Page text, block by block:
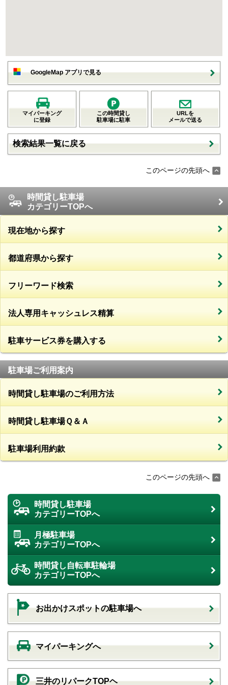
GoogleMap アプリで見る
マイパーキング
に登録
この時間貸し
駐車場に駐車
URLを
メールで送る
検索結果一覧に戻る
このページの先頭へ
時間貸し駐車場
カテゴリーTOPへ
現在地から探す
都道府県から探す
フリーワード検索
法人専用キャッシュレス精算
駐車サービス券を購入する
駐車場ご利用案内
時間貸し駐車場のご利用方法
時間貸し駐車場Ｑ＆Ａ
駐車場利用約款
このページの先頭へ
時間貸し駐車場
カテゴリーTOPへ
月極駐車場
カテゴリーTOPへ
時間貸し自転車駐輪場
カテゴリーTOPへ
お出かけスポットの駐車場へ
マイパーキングへ
三井のリパークTOPヘ